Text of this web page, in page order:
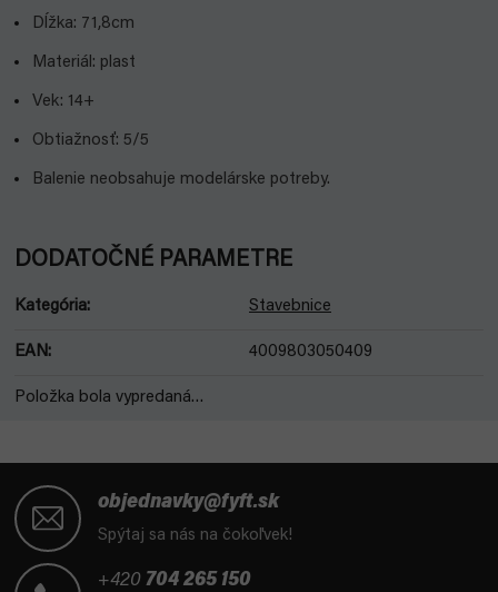
Dĺžka: 71,8cm
Materiál: plast
Vek: 14+
Obtiažnosť: 5/5
Balenie neobsahuje modelárske potreby.
DODATOČNÉ PARAMETRE
Kategória: Stavebnice
EAN: 4009803050409
Položka bola vypredaná…
objednavky@fyft.sk
Spýtaj sa nás na čokoľvek!
+420 704 265 150